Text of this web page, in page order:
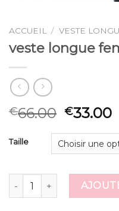
ACCUEIL / VESTE
veste longue
€66.00 €33.00
Taille
quantité de veste longue